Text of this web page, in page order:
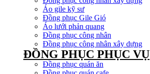
Áo gile kỹ sư
Đồng phục Gile Gió
Áo lưới phản quang
Đồng phục công nhân
Đồng phục công nhân xây dựng
ĐỒNG PHỤC PHỤC VỤ
Đồng phục quán ăn